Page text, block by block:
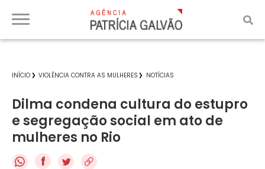
INÍCIO VIOLÊNCIA CONTRA AS MULHERES NOTÍCIAS
Dilma condena cultura do estupro
e segregação social em ato de
mulheres no Rio
f